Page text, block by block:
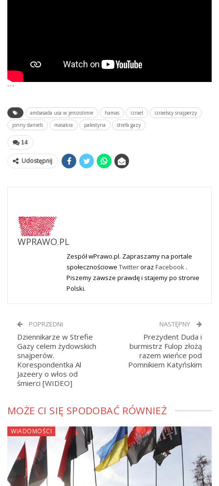
```
ambasada usa w jerozolimie hamas izrael
izraelscy snajperzy
jonny daniels
masakra palestyna strefa gazy
14
Udostępnij
WPRAWO.PL
Zespół wPrawo.pl. Zapraszamy na portale
społecznościowe Twitteroraz Facebook .
Piszemy zawsze prawdę i stajemy po stronie
Polski.
POPRZEDNI
Dziennikarze w Strefie
Gazy celem żydowskich
snajperów.
Korespondentka Al
Jazeery o włos od
śmierci [WIDEO]
NASTĘPNY
Prezydent Duda i
burmistrz Fulop złożą
razem wieńce pod
Pomnikiem Katyńskim
MOŻE CI SIĘ SPODOBAĆ RÓWNIEŻ
WIADOMOŚCI